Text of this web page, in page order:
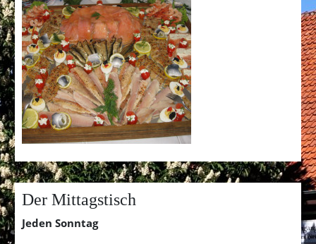
Der Mittagstisch
Jeden Sonntag